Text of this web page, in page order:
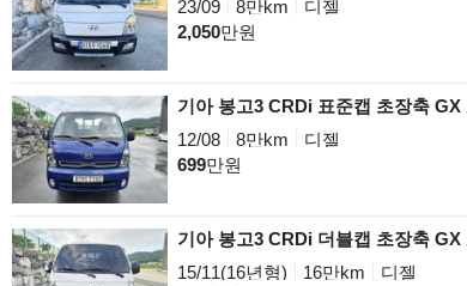
23/09
8만km
디젤
2,050만원
기아 봉고3 CRDi 표준캡 초장축 GX
12/08
8만km
디젤
699만원
기아 봉고3 CRDi 더블캡 초장축 GX
15/11(16년형)
16만km
디젤